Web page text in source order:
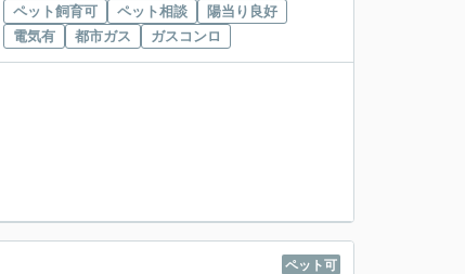
ペット飼育可 ペット相談
陽当り良好
電気有
都市ガス ガスコンロ
ペット可